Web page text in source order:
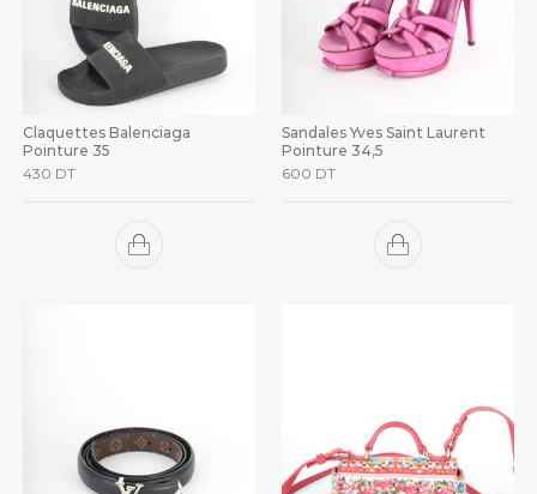
Claquettes Balenciaga
Pointure 35
430 DT
Sandales Yves Saint Laurent
Pointure 34,5
600 DT